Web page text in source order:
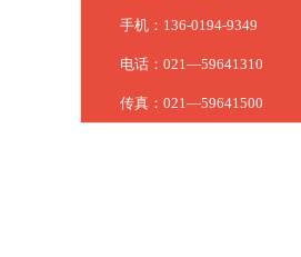
手机：136-0194-9349
电话：021—59641310
传真：021—59641500